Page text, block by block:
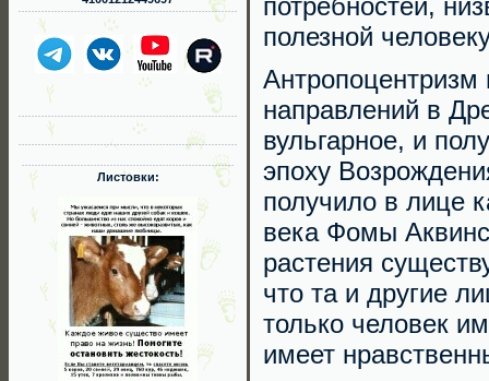
Листовки:
потребностей,
полезной
Антропоцентризм
направлений в
вульгарное, и
эпоху
получило в лице
века Фомы
растения
что та и другие
только человек
имеет